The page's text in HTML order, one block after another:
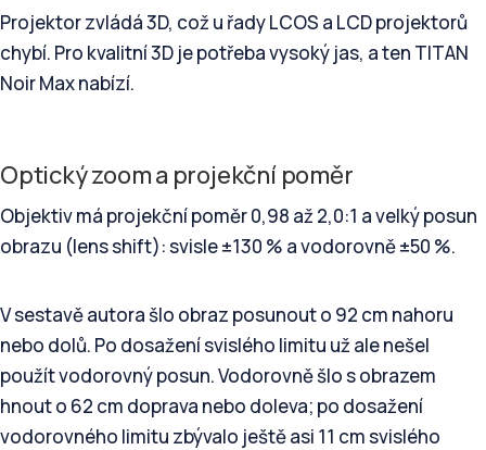
Projektor zvládá 3D, což u řady LCOS a LCD projektorů
chybí. Pro kvalitní 3D je potřeba vysoký jas, a ten TITAN
Noir Max nabízí.
Optický zoom a projekční poměr
Objektiv má projekční poměr 0,98 až 2,0:1 a velký posun
obrazu (lens shift): svisle ±130 % a vodorovně ±50 %.
V sestavě autora šlo obraz posunout o 92 cm nahoru
nebo dolů. Po dosažení svislého limitu už ale nešel
použít vodorovný posun. Vodorovně šlo s obrazem
hnout o 62 cm doprava nebo doleva; po dosažení
vodorovného limitu zbývalo ještě asi 11 cm svislého